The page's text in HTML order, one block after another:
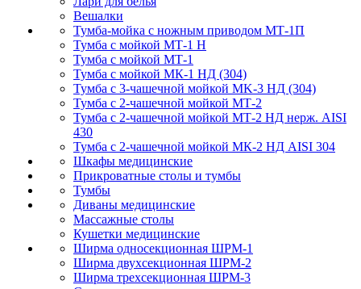
Вешалки
Тумба-мойка с ножным приводом МТ-1П
Тумба с мойкой МТ-1 Н
Тумба с мойкой МТ-1
Тумба с мойкой МК-1 НД (304)
Тумба с 3-чашечной мойкой МK-3 НД (304)
Тумба с 2-чашечной мойкой МТ-2
Тумба с 2-чашечной мойкой МТ-2 НД нерж. AISI
430
Тумба с 2-чашечной мойкой МК-2 НД AISI 304
Шкафы медицинские
Прикроватные столы и тумбы
Тумбы
Диваны медицинские
Массажные столы
Кушетки медицинские
Ширма односекционная ШРМ-1
Ширма двухсекционная ШРМ-2
Ширма трехсекционная ШРМ-3